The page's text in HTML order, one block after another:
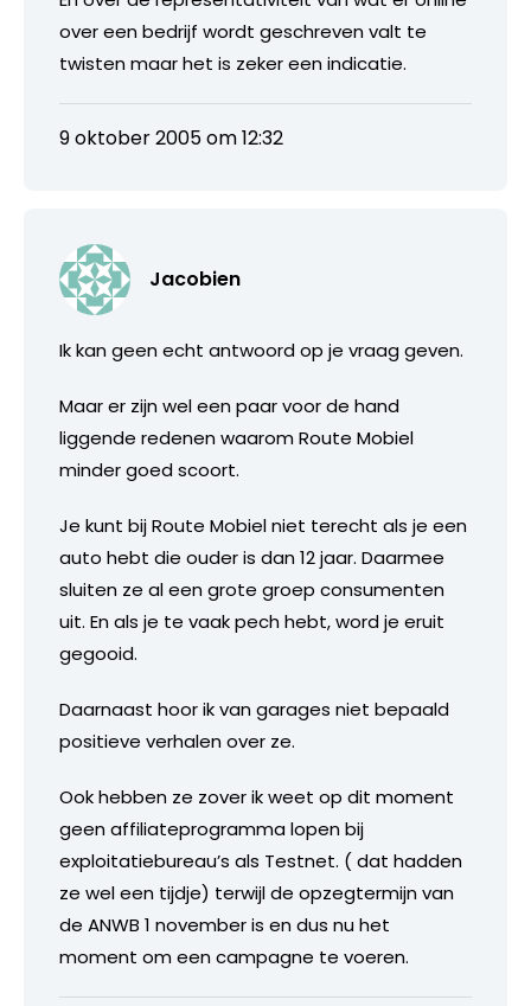
over een bedrijf wordt geschreven valt te
twisten maar het is zeker een indicatie.
9 oktober 2005 om 12:32
Jacobien
Ik kan geen echt antwoord op je vraag geven.
Maar er zijn wel een paar voor de hand
liggende redenen waarom Route Mobiel
minder goed scoort.
Je kunt bij Route Mobiel niet terecht als je een
auto hebt die ouder is dan 12 jaar. Daarmee
sluiten ze al een grote groep consumenten
uit. En als je te vaak pech hebt, word je eruit
gegooid.
Daarnaast hoor ik van garages niet bepaald
positieve verhalen over ze.
Ook hebben ze zover ik weet op dit moment
geen affiliateprogramma lopen bij
exploitatiebureau’s als Testnet. ( dat hadden
ze wel een tijdje) terwijl de opzegtermijn van
de ANWB 1 november is en dus nu het
moment om een campagne te voeren.